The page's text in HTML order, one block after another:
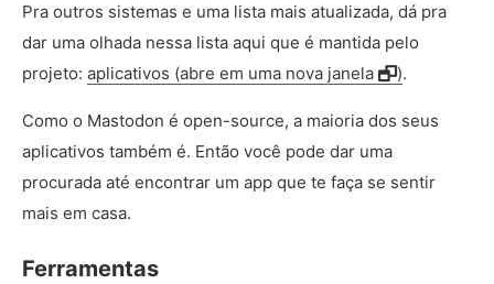
Pra outros sistemas e uma lista mais atualizada, dá pra
dar uma olhada nessa lista aqui que é mantida pelo
projeto: aplicativos (abre em uma nova janela ).
Como o Mastodon é open-source, a maioria dos seus
aplicativos também é. Então você pode dar uma
procurada até encontrar um app que te faça se sentir
mais em casa.
Ferramentas